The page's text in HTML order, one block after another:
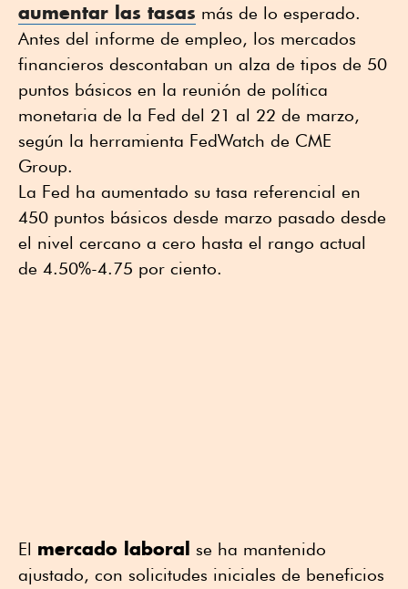
aumentar las tasas más de lo esperado.
Antes del informe de empleo, los mercados
financieros descontaban un alza de tipos de 50
puntos básicos en la reunión de política
monetaria de la Fed del 21 al 22 de marzo,
según la herramienta FedWatch de CME
Group.
La Fed ha aumentado su tasa referencial en
450 puntos básicos desde marzo pasado desde
el nivel cercano a cero hasta el rango actual
de 4.50%-4.75 por ciento.
El mercado laboral se ha mantenido
ajustado, con solicitudes iniciales de beneficios